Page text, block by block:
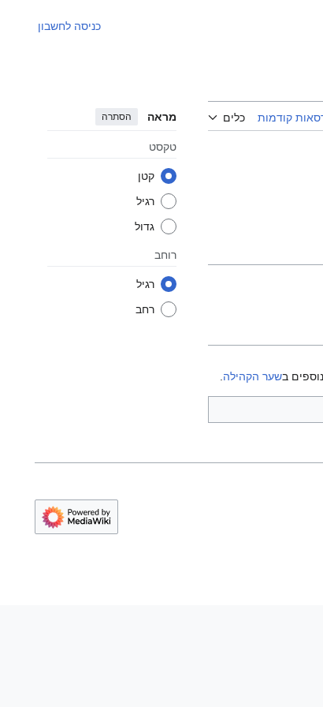
כניסה לחשבון
קודמות כלים מראה הסתרה
טקסט
קטן
רגיל
גדול
רוחב
רגיל
רחב
בשער הקהילה